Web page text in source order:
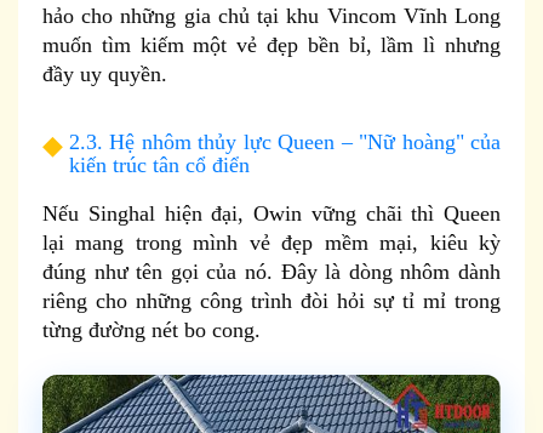
hảo cho những gia chủ tại khu Vincom Vĩnh Long
muốn tìm kiếm một vẻ đẹp bền bỉ, lầm lì nhưng
đầy uy quyền.
2.3. Hệ nhôm thủy lực Queen – "Nữ hoàng" của
kiến trúc tân cổ điển
Nếu Singhal hiện đại, Owin vững chãi thì Queen
lại mang trong mình vẻ đẹp mềm mại, kiêu kỳ
đúng như tên gọi của nó. Đây là dòng nhôm dành
riêng cho những công trình đòi hỏi sự tỉ mỉ trong
từng đường nét bo cong.